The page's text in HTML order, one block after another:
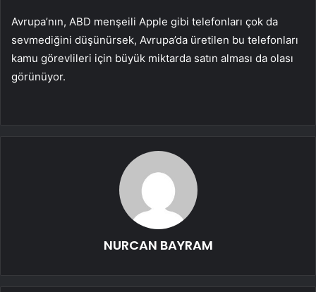
Avrupa’nın, ABD menşeili Apple gibi telefonları çok da
sevmediğini düşünürsek, Avrupa’da üretilen bu telefonları
kamu görevlileri için büyük miktarda satın alması da olası
görünüyor.
NURCAN BAYRAM